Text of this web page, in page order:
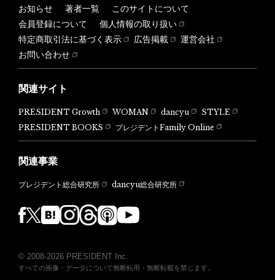
お知らせ 著者一覧
このサイトについて
会員登録について
個人情報の取り扱い
特定商取引法に基づく表示
広告掲載
運営会社
お問い合わせ
関連サイト
PRESIDENT Growth WOMAN dancyu
STYLE
PRESIDENT BOOKS
プレジデントFamily Online
関連事業
プレジデント総合研究所 dancyu総合研究所
© 2008-2026 PRESIDENT Inc.
すべての画像・データについて無断転用・無断転載を禁じます。